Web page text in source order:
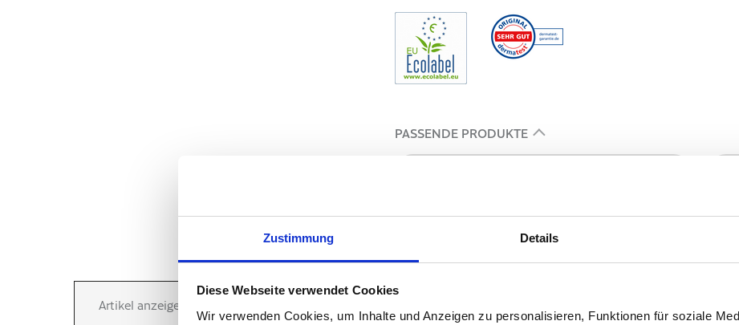
Zustimmung Details
Diese Webseite verwendet Cookies
Wir verwenden Cookies, um Inhalte und Anzeigen zu personalisieren, Funktionen für soziale
PASSENDE PRODUKTE
Artikel anzeigen